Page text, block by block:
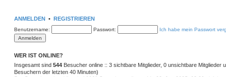
ANMELDEN • REGISTRIEREN
Benutzername: Passwort: Ich habe mein Passwort
WER IST ONLINE?
Insgesamt sind 544 Besucher online :: 3 sichtbare Mitglieder, 0 unsichtbare Mitglieder
Besuchern der letzten 40 Minuten)